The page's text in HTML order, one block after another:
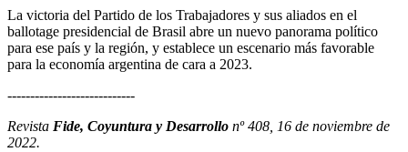
La victoria del Partido de los Trabajadores y sus aliados en el
ballotage presidencial de Brasil abre un nuevo panorama político
para ese país y la región, y establece un escenario más favorable
para la economía argentina de cara a 2023.
----------------------------
Revista Fide, Coyuntura y Desarrollo nº 408, 16 de noviembre de
2022.